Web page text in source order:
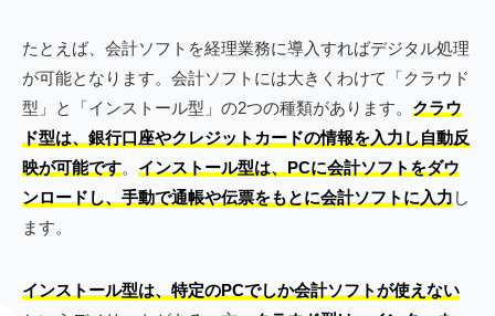
たとえば、会計ソフトを経理業務に導入すればデジタル処理
が可能となります。会計ソフトには大きくわけて「クラウド
型」と「インストール型」の2つの種類があります。 クラウ
ド型は、銀行口座やクレジットカードの情報を入力し自動反
映が可能です。 インストール型は、PCに会計ソフトをダウ
ンロードし、手動で通帳や伝票をもとに会計ソフトに入力 し
ます。
インストール型は、特定のPCでしか会計ソフトが使えない